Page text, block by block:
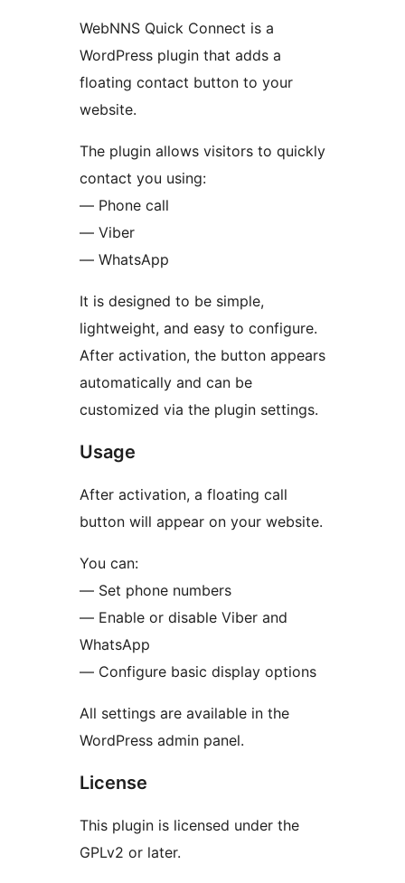
WebNNS Quick Connect is a
WordPress plugin that adds a
floating contact button to your
website.
The plugin allows visitors to quickly
contact you using:
— Phone call
— Viber
— WhatsApp
It is designed to be simple,
lightweight, and easy to configure.
After activation, the button appears
automatically and can be
customized via the plugin settings.
Usage
After activation, a floating call
button will appear on your website.
You can:
— Set phone numbers
— Enable or disable Viber and
WhatsApp
— Configure basic display options
All settings are available in the
WordPress admin panel.
License
This plugin is licensed under the
GPLv2 or later.